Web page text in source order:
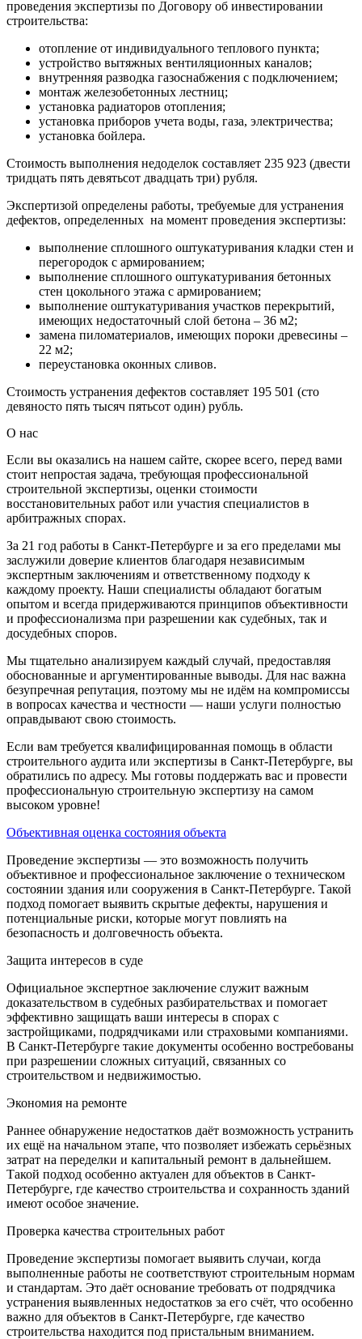
проведения экспертизы по Договору об инвестировании
строительства:
отопление от индивидуального теплового пункта;
устройство вытяжных вентиляционных каналов;
внутренняя разводка газоснабжения с подключением;
монтаж железобетонных лестниц;
установка радиаторов отопления;
установка приборов учета воды, газа, электричества;
установка бойлера.
Стоимость выполнения недоделок составляет 235 923 (двести
тридцать пять девятьсот двадцать три) рубля.
Экспертизой определены работы, требуемые для устранения
дефектов, определенных на момент проведения экспертизы:
выполнение сплошного оштукатуривания кладки стен и
перегородок с армированием;
выполнение сплошного оштукатуривания бетонных
стен цокольного этажа с армированием;
выполнение оштукатуривания участков перекрытий,
имеющих недостаточный слой бетона – 36 м2;
замена пиломатериалов, имеющих пороки древесины –
22 м2;
переустановка оконных сливов.
Стоимость устранения дефектов составляет 195 501 (сто
девяносто пять тысяч пятьсот один) рубль.
О нас
Если вы оказались на нашем сайте, скорее всего, перед вами
стоит непростая задача, требующая профессиональной
строительной экспертизы, оценки стоимости
восстановительных работ или участия специалистов в
арбитражных спорах.
За 21 год работы в Санкт-Петербурге и за его пределами мы
заслужили доверие клиентов благодаря независимым
экспертным заключениям и ответственному подходу к
каждому проекту. Наши специалисты обладают богатым
опытом и всегда придерживаются принципов объективности
и профессионализма при разрешении как судебных, так и
досудебных споров.
Мы тщательно анализируем каждый случай, предоставляя
обоснованные и аргументированные выводы. Для нас важна
безупречная репутация, поэтому мы не идём на компромиссы
в вопросах качества и честности — наши услуги полностью
оправдывают свою стоимость.
Если вам требуется квалифицированная помощь в области
строительного аудита или экспертизы в Санкт-Петербурге, вы
обратились по адресу. Мы готовы поддержать вас и провести
профессиональную строительную экспертизу на самом
высоком уровне!
Объективная оценка состояния объекта
Проведение экспертизы — это возможность получить
объективное и профессиональное заключение о техническом
состоянии здания или сооружения в Санкт-Петербурге. Такой
подход помогает выявить скрытые дефекты, нарушения и
потенциальные риски, которые могут повлиять на
безопасность и долговечность объекта.
Защита интересов в суде
Официальное экспертное заключение служит важным
доказательством в судебных разбирательствах и помогает
эффективно защищать ваши интересы в спорах с
застройщиками, подрядчиками или страховыми компаниями.
В Санкт-Петербурге такие документы особенно востребованы
при разрешении сложных ситуаций, связанных со
строительством и недвижимостью.
Экономия на ремонте
Раннее обнаружение недостатков даёт возможность устранить
их ещё на начальном этапе, что позволяет избежать серьёзных
затрат на переделки и капитальный ремонт в дальнейшем.
Такой подход особенно актуален для объектов в Санкт-
Петербурге, где качество строительства и сохранность зданий
имеют особое значение.
Проверка качества строительных работ
Проведение экспертизы помогает выявить случаи, когда
выполненные работы не соответствуют строительным нормам
и стандартам. Это даёт основание требовать от подрядчика
устранения выявленных недостатков за его счёт, что особенно
важно для объектов в Санкт-Петербурге, где качество
строительства находится под пристальным вниманием.